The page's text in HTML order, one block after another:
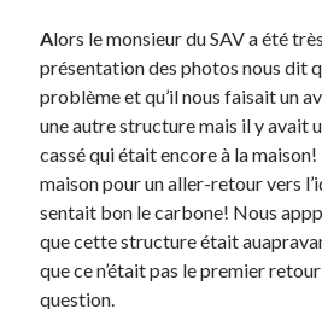
Sorties cuculturelles
Tavukoi
Vidéos
Alors le monsieur du SAV a été
présentation des photos nous dit
problème et qu’il nous faisait un
une autre structure mais il y avait
cassé qui était encore à la
maison pour un aller-retour vers
sentait bon le carbone! Nous
que cette structure était
que ce n’était pas le premier
question.